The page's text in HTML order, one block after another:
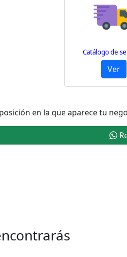
Catálogo de
Ver
en la que aparece tu